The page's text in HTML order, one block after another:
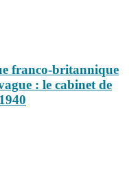
franco-britannique
: le cabinet de